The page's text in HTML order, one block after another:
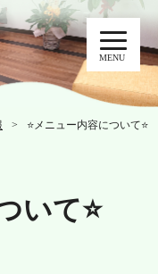
MENU
⭐メニュー内容について⭐
いて⭐